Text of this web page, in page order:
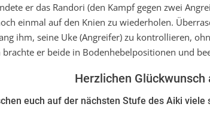
er das Randori (den Kampf gegen zwei
einmal auf den Knien zu wiederholen.
ihm, seine Uke (Angreifer) zu kontrollieren,
brachte er beide in Bodenhebelpositionen und
Herzlichen
euch auf der nächsten Stufe des Aiki